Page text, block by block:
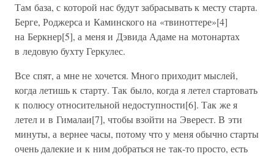
Там база, с которой нас будут забрасывать к месту старта.
Берге, Роджерса и Каминского на «твиноттере»[4]
на Беркнер[5], а меня и Дэвида Адаме на мотонартах
в ледовую бухту Геркулес.
Все спят, а мне не хочется. Много приходит мыслей,
когда летишь к старту. Так было, когда я летел стартовать
к полюсу относительной недоступности[6]. Так же я
летел и в Гималаи[7], чтобы взойти на Эверест. В эти
минуты, а вернее часы, потому что у меня обычно старты
очень далекие и к ним добраться не так-то просто, есть